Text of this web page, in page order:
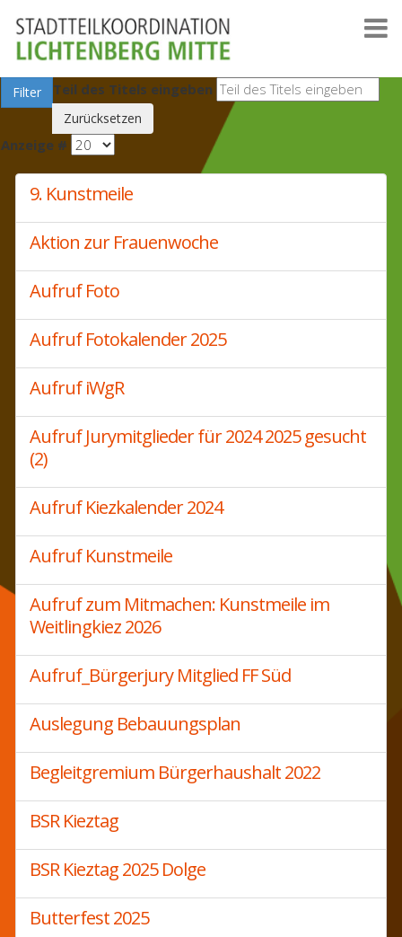
Teil des Titels eingeben
Filter
Zurücksetzen
Anzeige #
9. Kunstmeile
Aktion zur Frauenwoche
Aufruf Foto
Aufruf Fotokalender 2025
Aufruf iWgR
Aufruf Jurymitglieder für 2024 2025 gesucht
(2)
Aufruf Kiezkalender 2024
Aufruf Kunstmeile
Aufruf zum Mitmachen: Kunstmeile im
Weitlingkiez 2026
Aufruf_Bürgerjury Mitglied FF Süd
Auslegung Bebauungsplan
Begleitgremium Bürgerhaushalt 2022
BSR Kieztag
BSR Kieztag 2025 Dolge
Butterfest 2025